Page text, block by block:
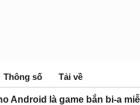
Thông số Tải về
Android là game bắn bi-a